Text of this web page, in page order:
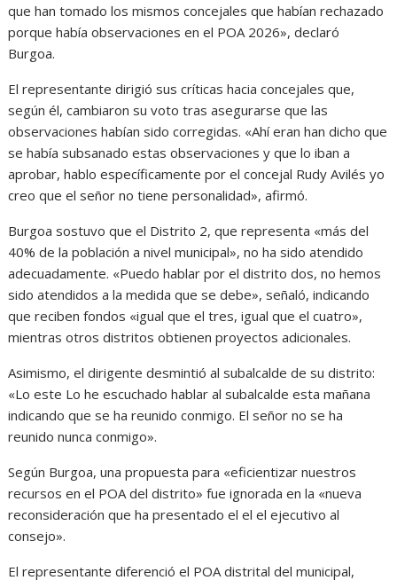
que han tomado los mismos concejales que habían rechazado
porque había observaciones en el POA 2026», declaró
Burgoa.
El representante dirigió sus críticas hacia concejales que,
según él, cambiaron su voto tras asegurarse que las
observaciones habían sido corregidas. «Ahí eran han dicho que
se había subsanado estas observaciones y que lo iban a
aprobar, hablo específicamente por el concejal Rudy Avilés yo
creo que el señor no tiene personalidad», afirmó.
Burgoa sostuvo que el Distrito 2, que representa «más del
40% de la población a nivel municipal», no ha sido atendido
adecuadamente. «Puedo hablar por el distrito dos, no hemos
sido atendidos a la medida que se debe», señaló, indicando
que reciben fondos «igual que el tres, igual que el cuatro»,
mientras otros distritos obtienen proyectos adicionales.
Asimismo, el dirigente desmintió al subalcalde de su distrito:
«Lo este Lo he escuchado hablar al subalcalde esta mañana
indicando que se ha reunido conmigo. El señor no se ha
reunido nunca conmigo».
Según Burgoa, una propuesta para «eficientizar nuestros
recursos en el POA del distrito» fue ignorada en la «nueva
reconsideración que ha presentado el el el ejecutivo al
consejo».
El representante diferenció el POA distrital del municipal,